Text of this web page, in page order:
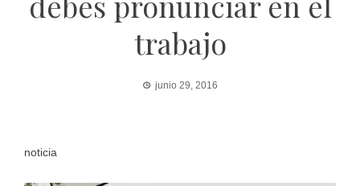
trabajo
junio 29, 2016
noticia